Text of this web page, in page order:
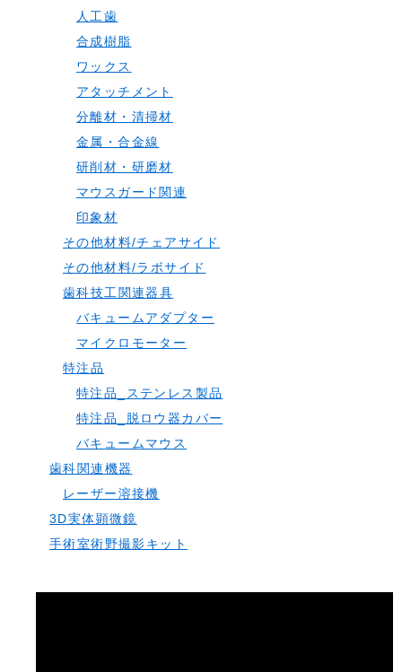
人工歯
合成樹脂
ワックス
アタッチメント
分離材・清掃材
金属・合金線
研削材・研磨材
マウスガード関連
印象材
その他材料/チェアサイド
その他材料/ラボサイド
歯科技工関連器具
バキュームアダプター
マイクロモーター
特注品
特注品_ステンレス製品
特注品_脱ロウ器カバー
バキュームマウス
歯科関連機器
レーザー溶接機
3D実体顕微鏡
手術室術野撮影キット